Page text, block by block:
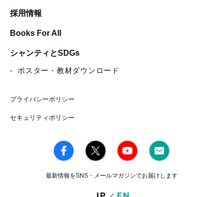
採用情報
Books For All
シャンティとSDGs
ポスター・教材ダウンロード
プライバシーポリシー
セキュリティポリシー
最新情報をSNS・メールマガジンでお届けします